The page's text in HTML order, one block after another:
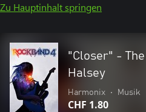
Zu Hauptinhalt springen
"Closer" -
Halsey
Harmonix • Musik
CHF 1.80